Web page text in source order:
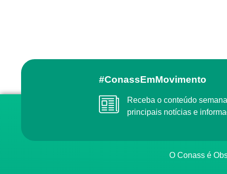
#ConassEmMovimento
Receba o conteúdo semanal do Conass com as
principais notícias e
O Conass é